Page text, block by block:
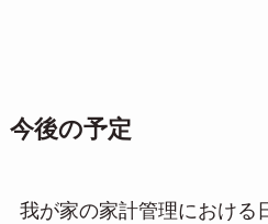
今後の予定
我が家の家計管理における